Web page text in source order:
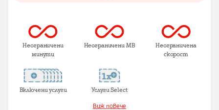
Неограничени
минути
Неограничени MB Неограничена
скорост
Включени услуги Услуги Select
Виж повече